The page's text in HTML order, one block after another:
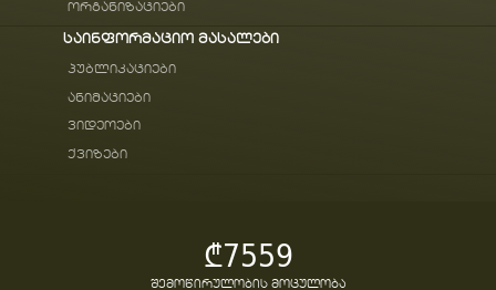
ორგანიზაციები
საინფორმაციო მასალები
პუბლიკაციები
ანიმაციები
ვიდეოები
ქვიზები
₾7559
შემოწირულობის მოცულობა